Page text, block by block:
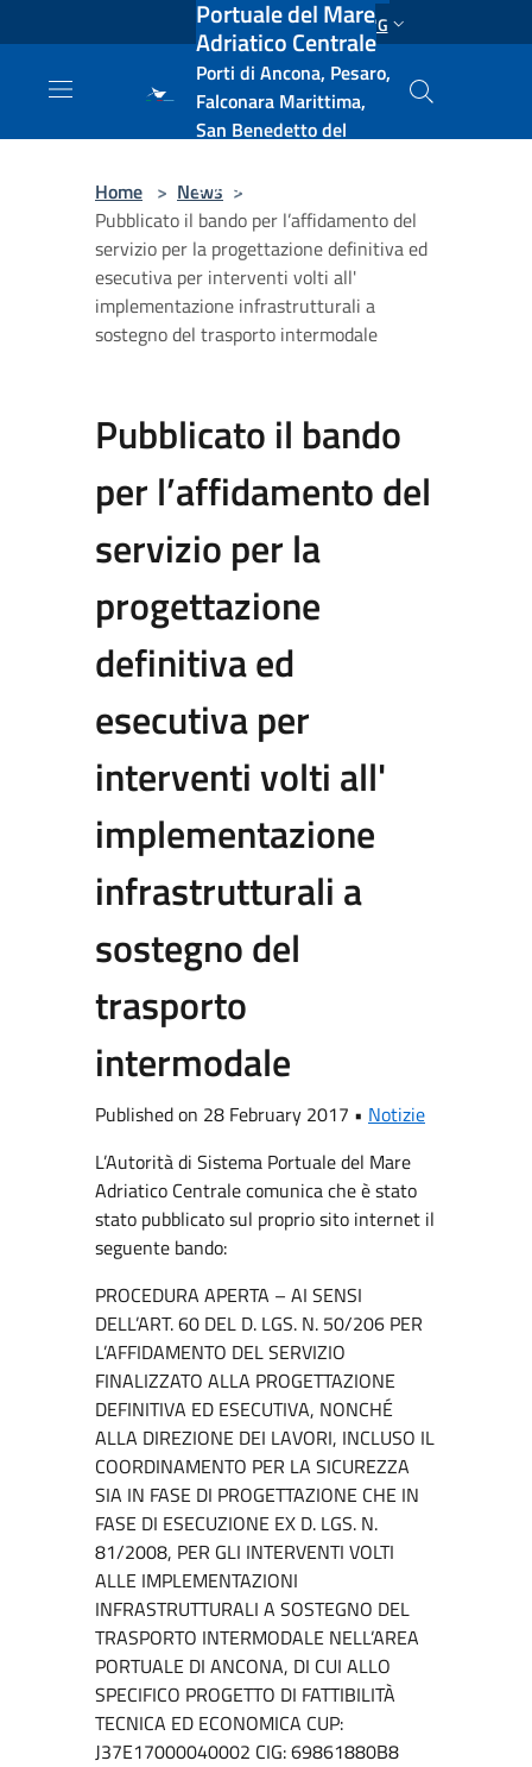
Salta al contenuto principale ENG
Portuale del Mare
Adriatico Centrale
Porti di Ancona, Pesaro,
Falconara Marittima,
San Benedetto del
e Vasto
Home > News >
Pubblicato il bando per l’affidamento del
servizio per la progettazione definitiva ed
esecutiva per interventi volti all'
implementazione infrastrutturali a
sostegno del trasporto intermodale
Pubblicato il bando
per l’affidamento del
servizio per la
progettazione
definitiva ed
esecutiva per
interventi volti all'
implementazione
infrastrutturali a
sostegno del
trasporto
intermodale
Published on 28 February 2017 • Notizie
L’Autorità di Sistema Portuale del Mare
Adriatico Centrale comunica che è stato
stato pubblicato sul proprio sito internet il
seguente bando:
PROCEDURA APERTA – AI SENSI
DELL’ART. 60 DEL D. LGS. N. 50/206 PER
L’AFFIDAMENTO DEL SERVIZIO
FINALIZZATO ALLA PROGETTAZIONE
DEFINITIVA ED ESECUTIVA, NONCHÉ
ALLA DIREZIONE DEI LAVORI, INCLUSO IL
COORDINAMENTO PER LA SICUREZZA
SIA IN FASE DI PROGETTAZIONE CHE IN
FASE DI ESECUZIONE EX D. LGS. N.
81/2008, PER GLI INTERVENTI VOLTI
ALLE IMPLEMENTAZIONI
INFRASTRUTTURALI A SOSTEGNO DEL
TRASPORTO INTERMODALE NELL’AREA
PORTUALE DI ANCONA, DI CUI ALLO
SPECIFICO PROGETTO DI FATTIBILITÀ
TECNICA ED ECONOMICA CUP:
J37E17000040002 CIG: 69861880B8